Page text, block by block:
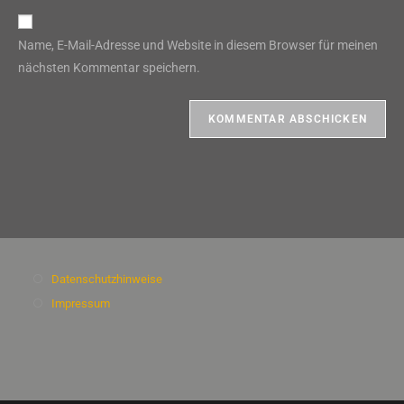
ein
zum
Kommentieren
ein
Website-
Name, E-Mail-Adresse und Website in diesem Browser für meinen
nächsten Kommentar speichern.
Datenschutzhinweise
Impressum